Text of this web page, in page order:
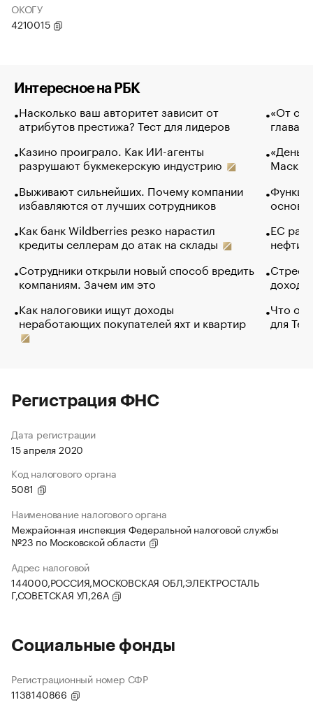
ОКОГУ
4210015
Интересное на РБК
Насколько ваш авторитет зависит от
атрибутов престижа? Тест для лидеров
Казино проиграло. Как ИИ-агенты
разрушают букмекерскую индустрию
Выживают сильнейших. Почему компании
избавляются от лучших сотрудников
Как банк Wildberries резко нарастил
кредиты селлерам до атак на склады
Сотрудники открыли новый способ вредить
компаниям. Зачем им это
Как налоговики ищут доходы
неработающих покупателей яхт и квартир
«От
глава
Маск в
основ
ЕС
нефти
Что
для
Регистрация ФНС
Дата регистрации
15 апреля 2020
Код налогового органа
5081
Наименование налогового органа
Межрайонная инспекция Федеральной налоговой службы
№23 по Московской области
Адрес налоговой
144000,РОССИЯ,МОСКОВСКАЯ ОБЛ,ЭЛЕКТРОСТАЛЬ
Г,СОВЕТСКАЯ УЛ,26А
Социальные фонды
Регистрационный номер СФР
1138140866